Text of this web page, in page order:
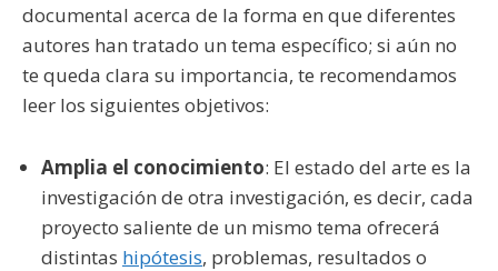
documental acerca de la forma en que diferentes
autores han tratado un tema específico; si aún no
te queda clara su importancia, te recomendamos
leer los siguientes objetivos:
Amplia el conocimiento: El estado del arte es la
investigación de otra investigación, es decir, cada
proyecto saliente de un mismo tema ofrecerá
distintas hipótesis, problemas, resultados o